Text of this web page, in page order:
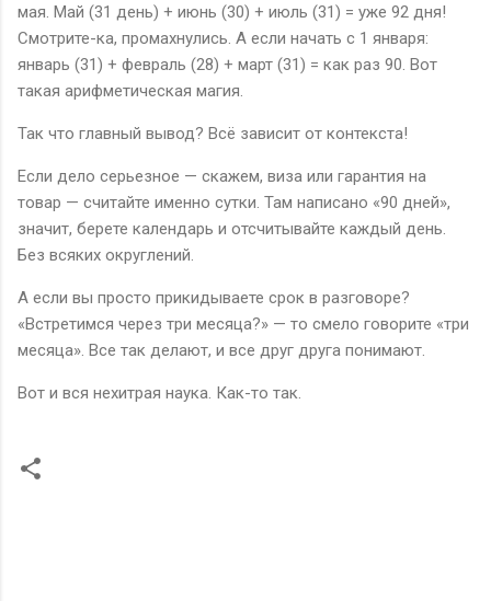
мая. Май (31 день) + июнь (30) + июль (31) = уже 92 дня!
Смотрите-ка, промахнулись. А если начать с 1 января:
январь (31) + февраль (28) + март (31) = как раз 90. Вот
такая арифметическая магия.
Так что главный вывод? Всё зависит от контекста!
Если дело серьезное — скажем, виза или гарантия на
товар — считайте именно сутки. Там написано «90 дней»,
значит, берете календарь и отсчитывайте каждый день.
Без всяких округлений.
А если вы просто прикидываете срок в разговоре?
«Встретимся через три месяца?» — то смело говорите «три
месяца». Все так делают, и все друг друга понимают.
Вот и вся нехитрая наука. Как-то так.